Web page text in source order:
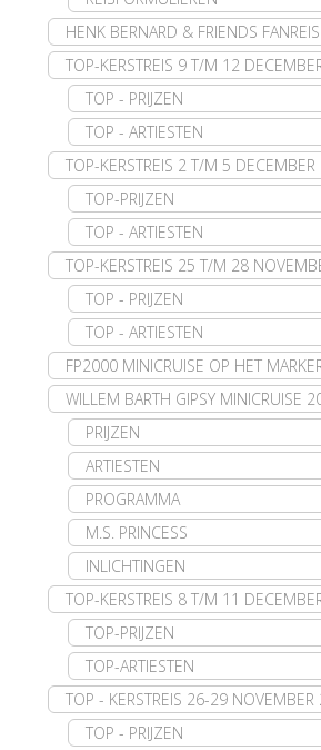
HENK BERNARD & FRIENDS
TOP-KERSTREIS 9 T/M 12
TOP - PRIJZEN
TOP - ARTIESTEN
TOP-KERSTREIS 2 T/M 5
TOP-PRIJZEN
TOP - ARTIESTEN
TOP-KERSTREIS 25 T/M 28
TOP - PRIJZEN
TOP - ARTIESTEN
FP2000 MINICRUISE OP HET
WILLEM BARTH GIPSY MINICRUISE
PRIJZEN
ARTIESTEN
PROGRAMMA
M.S. PRINCESS
INLICHTINGEN
TOP-KERSTREIS 8 T/M 11
TOP-PRIJZEN
TOP-ARTIESTEN
TOP - KERSTREIS 26-29
TOP - PRIJZEN